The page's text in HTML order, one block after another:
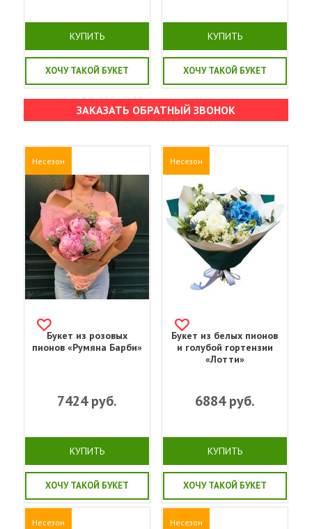
КУПИТЬ
ХОЧУ ТАКОЙ БУКЕТ
КУПИТЬ
ХОЧУ ТАКОЙ БУКЕТ
ЗАКАЗАТЬ ОБРАТНЫЙ ЗВОНОК
Несезон
Букет из розовых
пионов «Румяна Барби»
7424руб.
КУПИТЬ
ХОЧУ ТАКОЙ БУКЕТ
Несезон
Букет из белых пионов
и голубой гортензии
«Лотти»
6884руб.
КУПИТЬ
ХОЧУ ТАКОЙ БУКЕТ
Несезон Несезон